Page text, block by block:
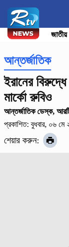
জাতীয়
আন্তর্জাতিক
ইরানের
মার্কো রুবিও
আন্তর্জাতিক ডেস্ক,
প্রকাশিত: বুধবার, ০৬
শেয়ার করুন: